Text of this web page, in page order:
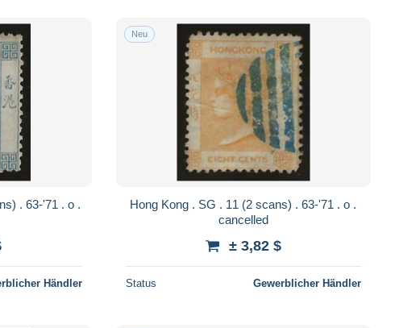
Händler
Neu
Hong Kong . SG . 11 (2 scans) . 63-'71 . o .
cancelled
± 3,82 $
Status Gewerblicher Händler